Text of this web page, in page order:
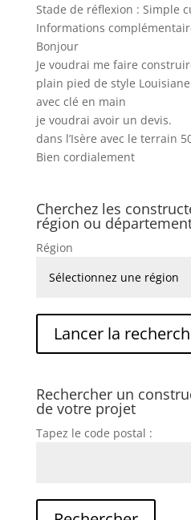
Stade de réflexion : Simple
Informations
Bonjour
Je voudrai me faire
plain pied de style
avec clé en main
je voudrai avoir un devis.
dans l’Isère avec le terrain
Bien cordialement
Cherchez les
région ou
Région
Rechercher un
de votre projet
Tapez le code postal :